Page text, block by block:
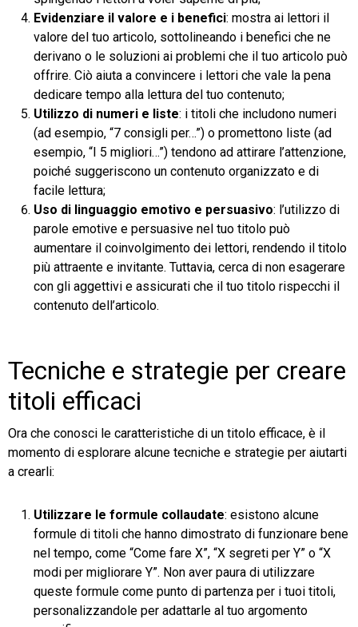
Evidenziare il valore e i benefici: mostra ai lettori il
valore del tuo articolo, sottolineando i benefici che ne
derivano o le soluzioni ai problemi che il tuo articolo può
offrire. Ciò aiuta a convincere i lettori che vale la pena
dedicare tempo alla lettura del tuo contenuto;
Utilizzo di numeri e liste: i titoli che includono numeri
(ad esempio, “7 consigli per…”) o promettono liste (ad
esempio, “I 5 migliori…”) tendono ad attirare l’attenzione,
poiché suggeriscono un contenuto organizzato e di
facile lettura;
Uso di linguaggio emotivo e persuasivo: l’utilizzo di
parole emotive e persuasive nel tuo titolo può
aumentare il coinvolgimento dei lettori, rendendo il titolo
più attraente e invitante. Tuttavia, cerca di non esagerare
con gli aggettivi e assicurati che il tuo titolo rispecchi il
contenuto dell’articolo.
Tecniche e strategie per creare
titoli efficaci
Ora che conosci le caratteristiche di un titolo efficace, è il
momento di esplorare alcune tecniche e strategie per aiutarti
a crearli:
Utilizzare le formule collaudate: esistono alcune
formule di titoli che hanno dimostrato di funzionare bene
nel tempo, come “Come fare X”, “X segreti per Y” o “X
modi per migliorare Y”. Non aver paura di utilizzare
queste formule come punto di partenza per i tuoi titoli,
personalizzandole per adattarle al tuo argomento